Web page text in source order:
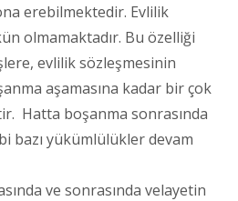
erebilmektedir. Evlilik
olmamaktadır. Bu özelliği
evlilik sözleşmesinin
aşamasına kadar bir çok
Hatta boşanma sonrasında
bazı yükümlülükler devam
ve sonrasında velayetin